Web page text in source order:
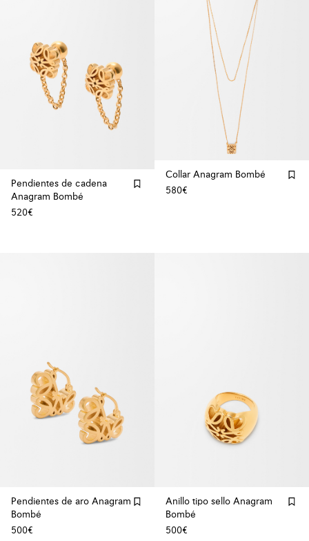
Pendientes de cadena
Anagram Bombé
520€
Collar Anagram Bombé
580€
Pendientes de aro Anagram
Bombé
500€
Anillo tipo sello Anagram
Bombé
500€